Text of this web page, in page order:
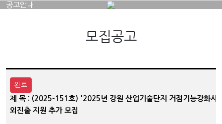
공고안내
모집공고
완료
제 목 : (2025-151호) '2025년 강원 산업기술단지 거점기능강화사
외진출 지원 추가 모집